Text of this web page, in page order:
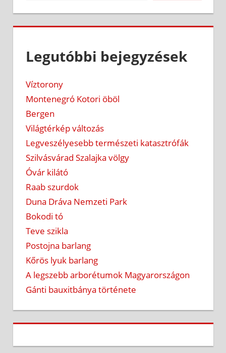
Legutóbbi bejegyzések
Víztorony
Montenegró Kotori öböl
Bergen
Világtérkép változás
Legveszélyesebb természeti katasztrófák
Szilvásvárad Szalajka völgy
Óvár kilátó
Raab szurdok
Duna Dráva Nemzeti Park
Bokodi tó
Teve szikla
Postojna barlang
Kőrös lyuk barlang
A legszebb arborétumok Magyarországon
Gánti bauxitbánya története